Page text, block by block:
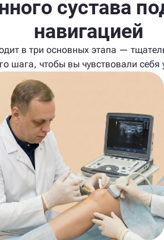
сустава
навигацией
в три основных этапа —
шага, чтобы вы чувствовали себя